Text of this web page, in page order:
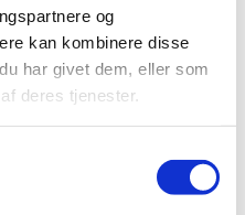
og
kan kombinere disse
har givet dem, eller som
deres tjenester.